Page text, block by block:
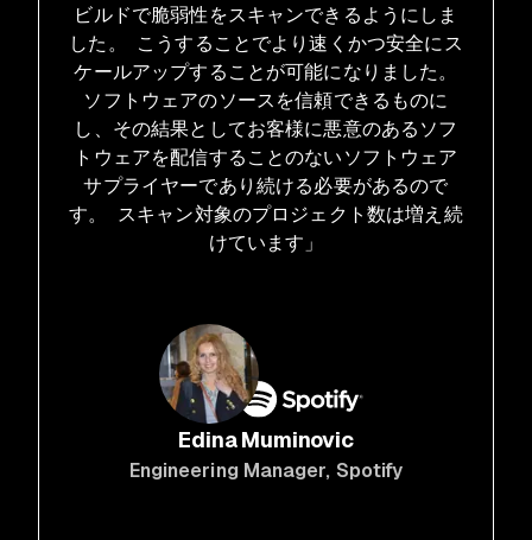
ビルドで脆弱性をスキャンできるようにしま
した。 こうすることでより速くかつ安全にス
ケールアップすることが可能になりました。
ソフトウェアのソースを信頼できるものに
し、その結果としてお客様に悪意のあるソフ
トウェアを配信することのないソフトウェア
サプライヤーであり続ける必要があるので
す。 スキャン対象のプロジェクト数は増え続
けています」
Edina Muminovic
Engineering Manager, Spotify